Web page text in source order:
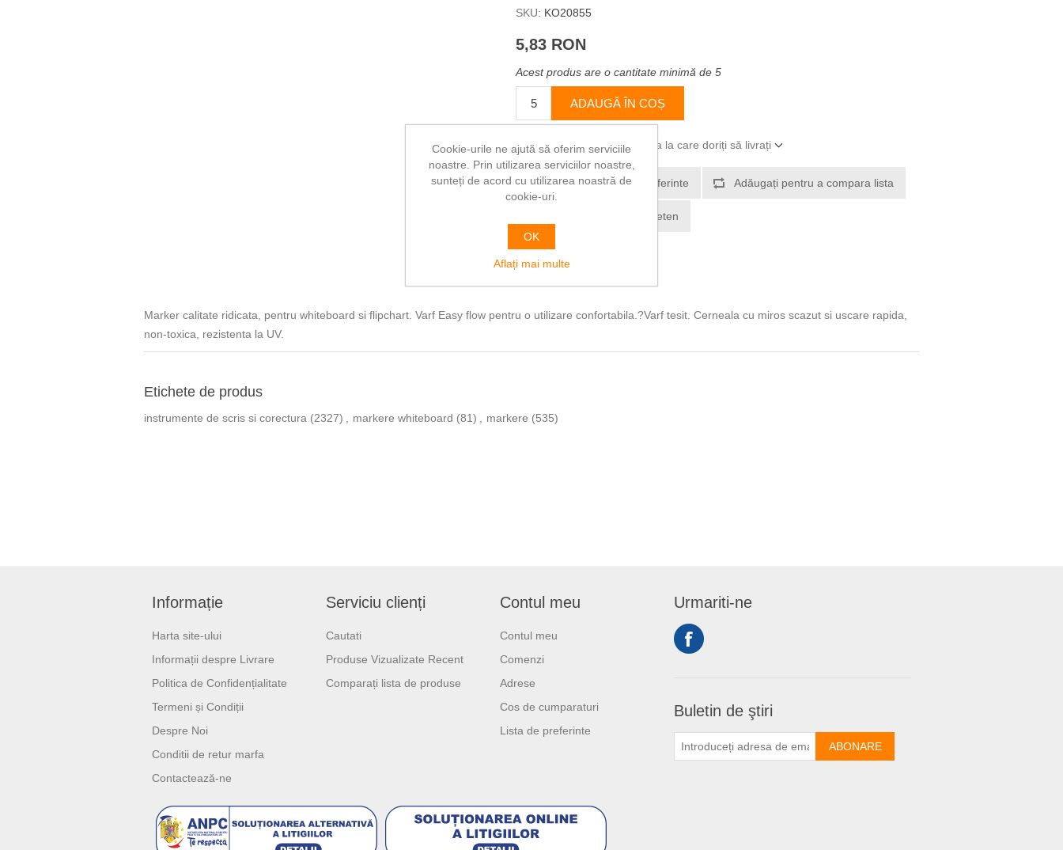
SKU: KO20855
5,83 RON
Acest produs are o cantitate minimă de 5
ADAUGĂ ÎN COȘ
Vă rugăm să selectați adresa la care doriți să livrați
Adaugă la lista de preferinte Adăugați pentru a compara lista
Trimite Email la un prieten
Marker calitate ridicata, pentru whiteboard si flipchart. Varf Easy flow pentru o utilizare confortabila.?Varf tesit. Cerneala cu miros scazut si uscare rapida,
non-toxica, rezistenta la UV.
Etichete de produs
instrumente de scris si corectura (2327) , markere whiteboard (81) , markere (535)
Informație
Harta site-ului
Informații despre Livrare
Politica de Confidențialitate
Termeni și Condiții
Despre Noi
Conditii de retur marfa
Contactează-ne
Serviciu clienți
Cautati
Produse Vizualizate Recent
Comparați lista de produse
Contul meu
Contul meu
Comenzi
Adrese
Cos de cumparaturi
Lista de preferinte
Urmariti-ne
Buletin de ştiri
ABONARE
Cookie-urile ne ajută să oferim serviciile
noastre. Prin utilizarea serviciilor noastre,
sunteți de acord cu utilizarea noastră de
cookie-uri.
OK
Aflați mai multe